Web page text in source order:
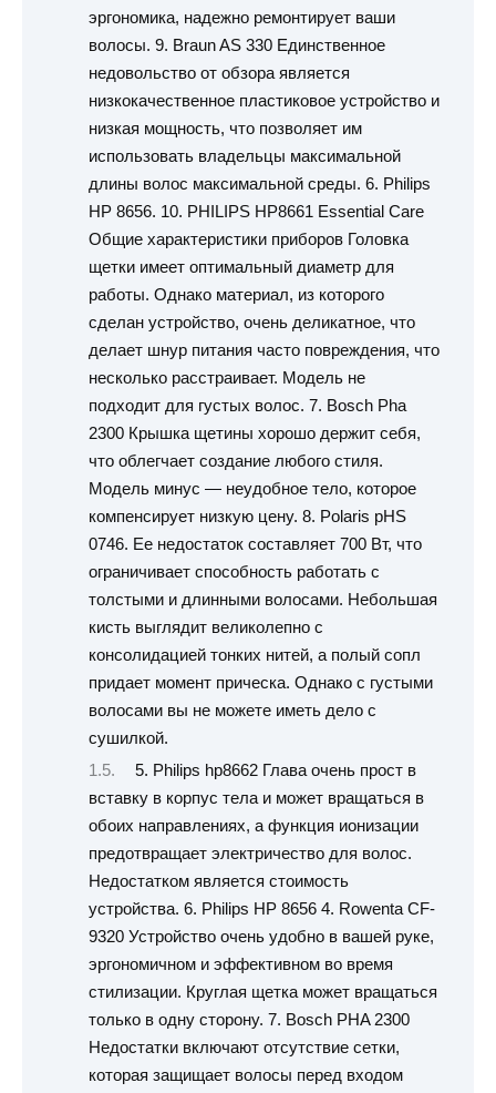
эргономика, надежно ремонтирует ваши
волосы. 9. Braun AS 330 Единственное
недовольство от обзора является
низкокачественное пластиковое устройство и
низкая мощность, что позволяет им
использовать владельцы максимальной
длины волос максимальной среды. 6. Philips
HP 8656. 10. PHILIPS HP8661 Essential Care
Общие характеристики приборов Головка
щетки имеет оптимальный диаметр для
работы. Однако материал, из которого
сделан устройство, очень деликатное, что
делает шнур питания часто повреждения, что
несколько расстраивает. Модель не
подходит для густых волос. 7. Bosch Pha
2300 Крышка щетины хорошо держит себя,
что облегчает создание любого стиля.
Модель минус — неудобное тело, которое
компенсирует низкую цену. 8. Polaris pHS
0746. Ее недостаток составляет 700 Вт, что
ограничивает способность работать с
толстыми и длинными волосами. Небольшая
кисть выглядит великолепно с
консолидацией тонких нитей, а полый сопл
придает момент прическа. Однако с густыми
волосами вы не можете иметь дело с
сушилкой.
5. Philips hp8662 Глава очень прост в
вставку в корпус тела и может вращаться в
обоих направлениях, а функция ионизации
предотвращает электричество для волос.
Недостатком является стоимость
устройства. 6. Philips HP 8656 4. Rowenta CF-
9320 Устройство очень удобно в вашей руке,
эргономичном и эффективном во время
стилизации. Круглая щетка может вращаться
только в одну сторону. 7. Bosch PHA 2300
Недостатки включают отсутствие сетки,
которая защищает волосы перед входом